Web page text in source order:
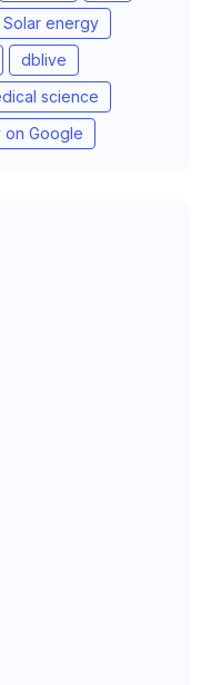
Solar energy
dblive
science
on Google